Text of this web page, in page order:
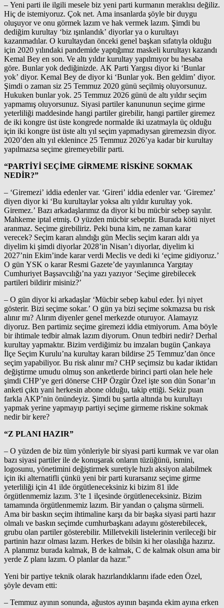
– Yeni parti ile ilgili mesele biz yeni parti kurmanın meraklısı değiliz.
Hiç de istemiyoruz. Çok net. Ama insanlarda şöyle bir duygu
oluşuyor ve onu görmek lazım ve hak vermek lazım. Şimdi bu
dediğim kurultay ‘biz ışınlandık’ diyorlar ya o kurultayı
kazanmadılar. O kurultaydan önceki genel başkan sıfatıyla olduğu
için 2020 yılındaki pandemide yaptığımız maskeli kurultayı kazandı
Kemal Bey en son. Ve altı yıldır kurultay yapılmıyor bu hesaba
göre. Bunlar yok dediğinizde. AK Parti Yargısı diyor ki ‘Bunlar
yok’ diyor. Kemal Bey de diyor ki ‘Bunlar yok. Ben geldim’ diyor.
Şimdi o zaman siz 25 Temmuz 2020 günü seçilmiş oluyorsunuz.
Hukuken bunlar yok. 25 Temmuz 2026 günü de altı yıldır seçim
yapmamış oluyorsunuz. Siyasi partiler kanununun seçime girme
yeterliliği maddesinde hangi partiler girebilir, hangi partiler giremez
de iki kongre üst üste kongrede normalde iki uzatmayla üç olduğu
için iki kongre üst üste altı yıl seçim yapmadıysan giremezsin diyor.
2020’den altı yıl eklenince 25 Temmuz 2026’ya kadar bir kurultay
yapılmazsa seçime giremeyebilir parti.
“PARTİYİ SEÇİME GİRMEME RİSKİNE SOKMAK
NEDİR?”
– ‘Giremezi’ iddia edenler var. ‘Gireri’ iddia edenler var. ‘Giremez’
diyen diyor ki ‘Bu kurultaylar yoksa altı yıldır kurultay yok.
Giremez.’ Bazı arkadaşlarımız da diyor ki bu mücbir sebep sayılır.
Mahkeme iptal etmiş. O yüzden mücbir sebeptir. Burada kötü niyet
aranmaz. Seçime girebiliriz. Peki buna kim, ne zaman karar
verecek? Seçim kararı alındığı gün Meclis seçim kararı aldı ya
diyelim ki şimdi diyorlar 2028’in Nisan’ı diyorlar, diyelim ki
2027’nin Ekim’inde karar verdi Meclis ve dedi ki ‘eçime gidiyoruz.’
O gün YSK o karar Resmi Gazete’de yayınlanınca Yargıtay
Cumhuriyet Başsavcılığı’na yazı yazıyor ‘Seçime girebilecek
partileri bildirir misiniz?’
– O gün diyor ki arkadaşlar ‘Mücbir sebep kabul eder. İyi niyet
gösterir. Bizi seçime sokar.’ O gün ya bizi seçime sokmazsa bu risk
alınır mı? Alırım diyenler genel merkezde oturuyor. Alamayız
diyoruz. Ben partimiz seçime giremezi iddia etmiyorum. Ama böyle
bir ihtimale tedbir almak lazım diyorum. Onun tedbiri nedir? Derhal
kurultay yapmaktır. Bizim verdiğimiz bu imzaları bugün Çankaya
İlçe Seçim Kurulu’na kurultay kararı bildirse 25 Temmuz’dan önce
seçim yapabiliyor. Bu risk alınır mı? CHP seçimsiz bu kadar iktidarı
değiştirme umudu olmuş son anketlerde birinci parti olan hele hele
şimdi CHP’ye geri dönerse CHP Özgür Özel işte son dün Sonar’ın
anketi çıktı yani herkesin abone olduğu, takip ettiği. Sekiz puan
farkla AKP’nin önündeyiz. Şimdi bu şartla altında bu kurultayı
yapmak yerine yapmayıp partiyi seçime girmeme riskine sokmak
nedir bir kere?
“Z PLANI HAZIR”
– O yüzden de biz tüm yönleriyle bir siyasi parti kurmak ve var olan
bazı siyasi partiler ile de konuşarak onların tüzüğünü, ismini,
logosunu, yönetimini değiştirmek suretiyle hızlı aksiyon alabilmek
için iki alternatifli çünkü yeni bir parti kurarsanız seçime girme
yeterliliği için 41 ilde örgütleneceksiniz ki bizim 81 ilde
örgütlenmemiz lazım. 3’te 1 ilçesinde örgütleneceksiniz. Bizim
tamamında örgütlenmemiz lazım. Bir yandan o çalışma sürmeli.
Ama bir baskın seçim ihtimaline karşı da bir başka siyasi parti hazır
olmalı ve baskın seçimde cumhurbaşkanı adayını gösterebilecek,
grubu olan partiler gösterebilir. Milletvekili listelerinin verileceği bir
partinin hazır olması lazım. Herkes de bilsin ki her olasılığa hazırız.
A planımız burada kalmak, B de kalmak, C de kalmak olsun ama bir
yerde Z planı lazım. O planlar da hazır.”
Yeni bir partiye teknik olarak hazırlandıklarını ifade eden Özel,
şöyle devam etti:
– Temmuz ayının sonunda, ağustos ayının başında ekim ayına erken